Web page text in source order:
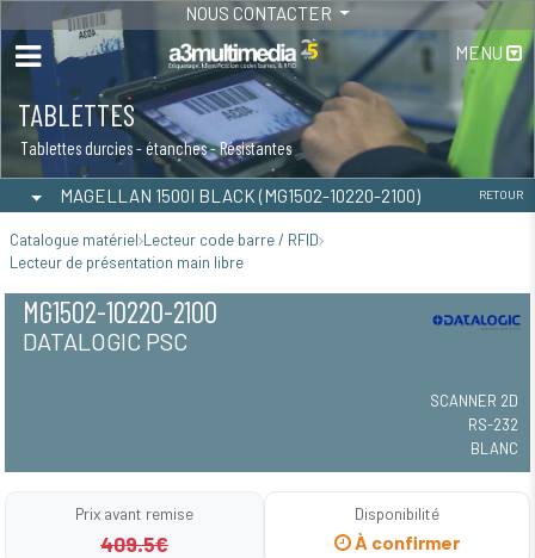
NOUS CONTACTER
MENU
TABLETTES
Tablettes durcies - étanches - Résistantes
MAGELLAN 1500I BLACK (MG1502-10220-2100) RETOUR
Catalogue matériel Lecteur code barre / RFID
Lecteur de présentation main libre
MG1502-10220-2100
DATALOGIC PSC
SCANNER 2D
RS-232
BLANC
Prix avant remise
409.5€
Disponibilité
À confirmer